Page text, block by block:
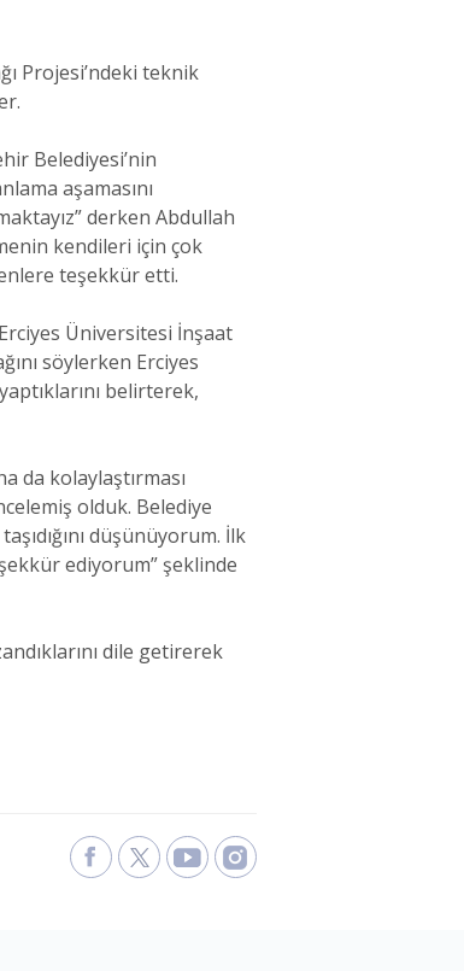
Projesi’ndeki teknik
Belediyesi’nin
aşamasını
derken Abdullah
kendileri için çok
teşekkür etti.
Üniversitesi İnşaat
söylerken Erciyes
belirterek,
da kolaylaştırması
olduk. Belediye
düşünüyorum. İlk
ediyorum” şeklinde
dile getirerek